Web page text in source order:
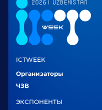
ICTWEEK
Организаторы
ЧЗВ
ЭКСПОНЕНТЫ